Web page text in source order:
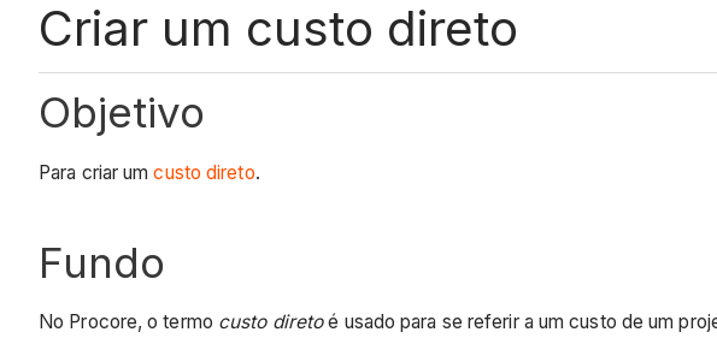
Criar um custo direto
Objetivo
Para criar umcusto direto.
Fundo
No Procore, o termo custo diretoé usado para se referir a um custo de um